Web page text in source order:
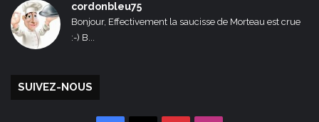
cordonbleu75
Bonjour, Effectivement la saucisse de Morteau est crue
:-) B...
SUIVEZ-NOUS